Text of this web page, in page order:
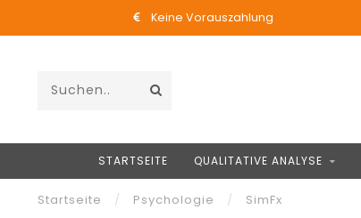
Keine Vorauszahlung
STARTSEITE QUALITATIVE ANALYSE
Startseite / Psychologie / SimFx